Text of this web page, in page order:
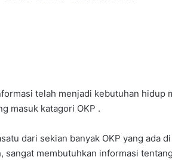
telah menjadi kebutuhan hidup
masuk katagori OKP .
dari sekian banyak OKP yang ada
sangat membutuhkan informasi